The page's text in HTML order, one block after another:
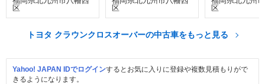
区
区
区
トヨタ クラウンクロスオーバーの中古車をもっと見る
Yahoo! JAPAN IDでログインするとお気に入りに登録や複数見積もりがで
きるようになります。